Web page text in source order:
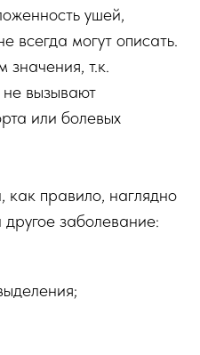
ушей,
всегда могут описать.
т.к.
вызывают
или болевых
как правило, наглядно
заболевание: